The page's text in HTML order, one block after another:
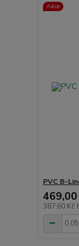
Akce
PVC B-
469,00
387,60 Kč